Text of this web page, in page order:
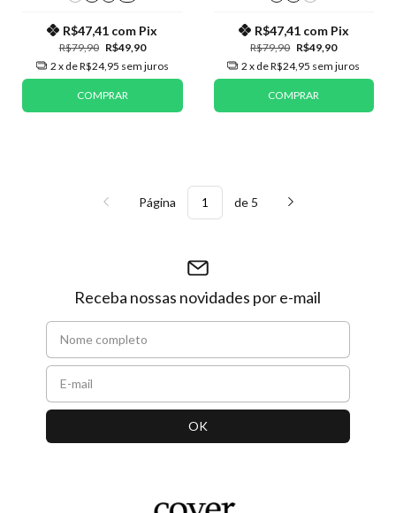
R$79,90 R$49,90
R$47,41 com Pix
2 x deR$24,95 sem juros
COMPRAR
R$79,90 R$49,90
R$47,41 com Pix
2 x deR$24,95 sem juros
COMPRAR
Página de 5
Receba nossas novidades por e-mail